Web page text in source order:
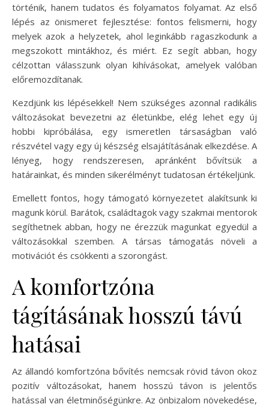
történik, hanem tudatos és folyamatos folyamat. Az első
lépés az önismeret fejlesztése: fontos felismerni, hogy
melyek azok a helyzetek, ahol leginkább ragaszkodunk a
megszokott mintákhoz, és miért. Ez segít abban, hogy
célzottan válasszunk olyan kihívásokat, amelyek valóban
előremozdítanak.
Kezdjünk kis lépésekkel! Nem szükséges azonnal radikális
változásokat bevezetni az életünkbe, elég lehet egy új
hobbi kipróbálása, egy ismeretlen társaságban való
részvétel vagy egy új készség elsajátításának elkezdése. A
lényeg, hogy rendszeresen, apránként bővítsük a
határainkat, és minden sikerélményt tudatosan értékeljünk.
Emellett fontos, hogy támogató környezetet alakítsunk ki
magunk körül. Barátok, családtagok vagy szakmai mentorok
segíthetnek abban, hogy ne érezzük magunkat egyedül a
változásokkal szemben. A társas támogatás növeli a
motivációt és csökkenti a szorongást.
A komfortzóna
tágításának hosszú távú
hatásai
Az állandó komfortzóna bővítés nemcsak rövid távon okoz
pozitív változásokat, hanem hosszú távon is jelentős
hatással van életminőségünkre. Az önbizalom növekedése,